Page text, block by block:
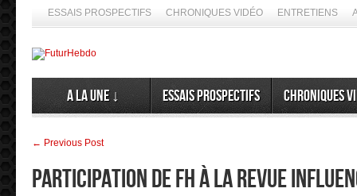
ESSAIS PROSPECTIFS CHRONIQUES VIDÉO ENTRETIENS
A la Une ↓ Essais prospectifs Chroniques
← Previous Post
Participation de FH à la Revue